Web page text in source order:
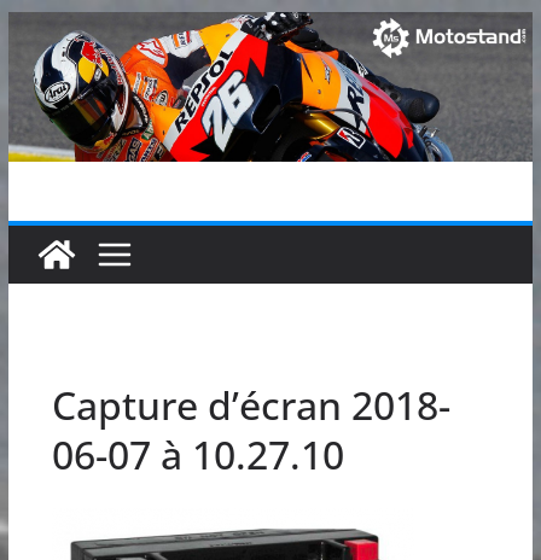
Passer
contenu
Capture d’écran 2018-
06-07 à 10.27.10